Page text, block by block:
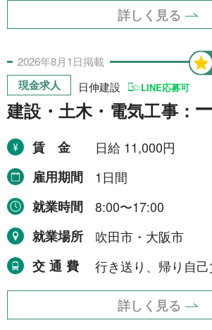
期間の定めなし
職種から探す
建設・土木・電気工事
配送・輸送・機械運転等
警備
清掃・洗浄
運搬・包装・選別等
介護・福祉
農林漁業
事務
詳しく見る
2026年8月1日掲載
現金求人 日伸建設 LINE応募可
建設・土木・電気工事：
賃金
日給 11,000円
雇用期間
1日間
就業時間
8:00〜17:00
就業場所
吹田市・大阪市
交通費
行き送り、帰り自己
詳しく見る